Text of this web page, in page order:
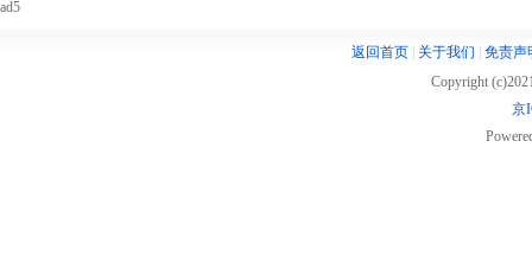
ad5
返回首页| 关于我们
免责声
Copyright
京